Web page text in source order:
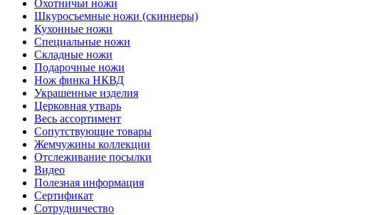
Охотничьи ножи
Шкуросъемные ножи (скиннеры)
Кухонные ножи
Специальные ножи
Складные ножи
Подарочные ножи
Нож финка НКВД
Украшенные изделия
Церковная утварь
Весь ассортимент
Сопутствующие товары
Жемчужины коллекции
Отслеживание посылки
Видео
Полезная информация
Сертификат
Сотрудничество